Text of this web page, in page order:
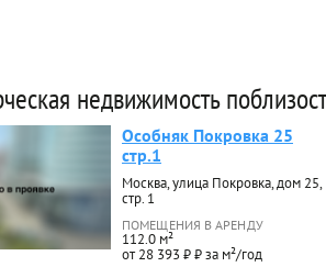
недвижимость
Особняк Покровка 25
стр.1
Москва, улица Покровка, дом 25,
стр. 1
ПОМЕЩЕНИЯ В АРЕНДУ
112.0 м²
от 28 393 ₽ ₽ за м²/год